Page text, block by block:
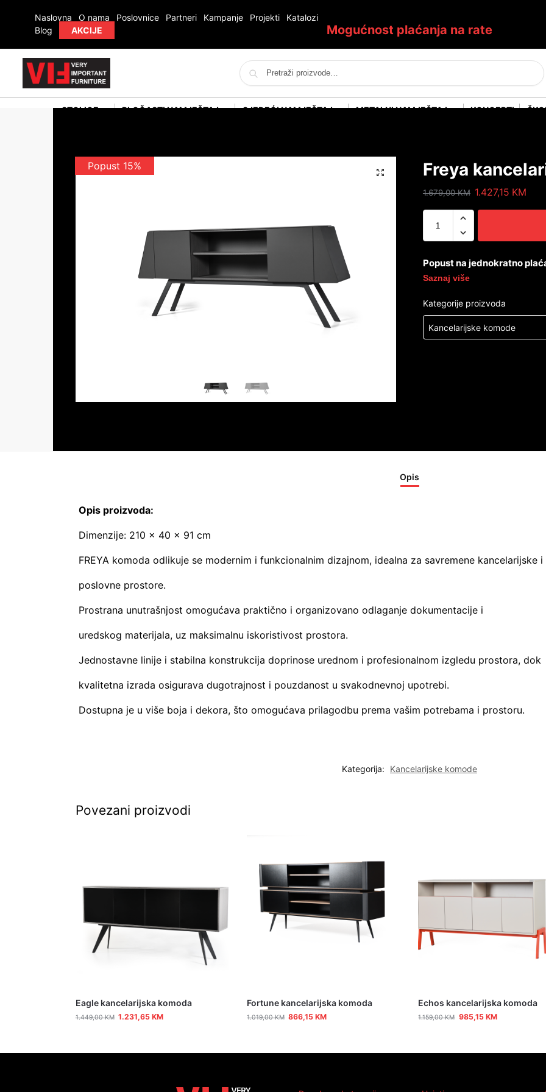
Naslovna O nama Poslovnice Partneri Kampanje Projekti
Katalozi
Blog
AKCIJE Mogućnost plaćanja na rate
Pretraži
STOLICE PLOČASTI NAMJEŠTAJ SJEDEĆI NAMJEŠTAJ METALNI NAMJEŠTAJ KONCEPTI
Popust 15% Freya
1.679,00KM 1.427,15 KM
Popust na jednokratno
Saznaj više
Kategorije proizvoda
Kancelarijske komode
Opis
Opis proizvoda:
Dimenzije: 210 × 40 × 91 cm
FREYA komoda odlikuje se modernim i funkcionalnim dizajnom, idealna za savremene kancelarijske i
poslovne prostore.
Prostrana unutrašnjost omogućava praktično i organizovano odlaganje dokumentacije i
uredskog materijala, uz maksimalnu iskoristivost prostora.
Jednostavne linije i stabilna konstrukcija doprinose urednom i profesionalnom izgledu prostora, dok
kvalitetna izrada osigurava dugotrajnost i pouzdanost u svakodnevnoj upotrebi.
Dostupna je u više boja i dekora, što omogućava prilagodbu prema vašim potrebama i prostoru.
Kategorija: Kancelarijske komode
Povezani proizvodi
Eagle kancelarijska komoda
1.449,00KM 1.231,65KM
Fortune kancelarijska komoda
1.019,00KM 866,15KM
Echos kancelarijska komoda
1.159,00KM 985,15 KM